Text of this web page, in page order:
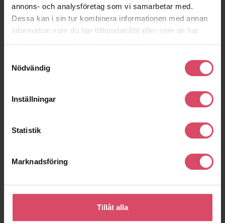
annons- och analysföretag som vi samarbetar med.
Dessa kan i sin tur kombinera informationen med annan
information som du har tillhandahållit eller som de har
samlat in när du har använt deras tjänster.
Nödvändig
Inställningar
Statistik
Marknadsföring
Tillåt alla
Bergen an Zee
Bergen an Zee
Vestre Teglgade 16
Köpenhamn